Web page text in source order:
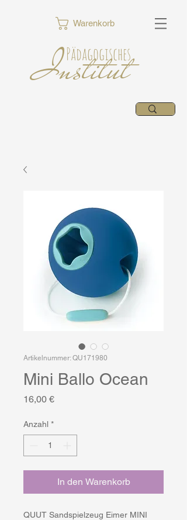
Warenkorb
Pädagogisches
Institut
Artikelnummer: QU171980
Mini Ballo Ocean
16,00 €Preis
Anzahl *
In den Warenkorb
QUUT Sandspielzeug Eimer MINI